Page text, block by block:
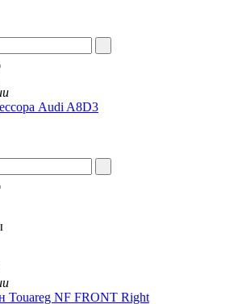
Audi A8D3
Touareg NF FRONT Right